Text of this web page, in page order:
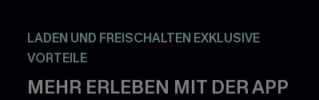
LADEN UND FREISCHALTEN EXKLUSIVE
VORTEILE
MEHR ERLEBEN MIT DER APP